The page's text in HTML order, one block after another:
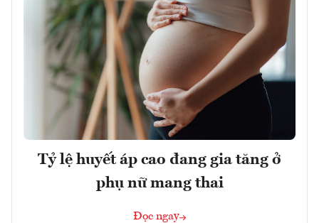
Tỷ lệ huyết áp cao đang gia tăng ở
phụ nữ mang thai
Đọc ngay